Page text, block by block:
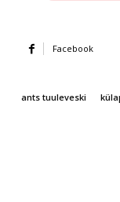
Facebook
ants tuuleveski